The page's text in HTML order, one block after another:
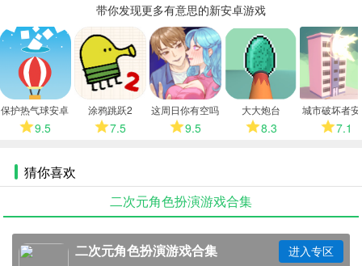
多
多
带你发现更多有意思的新安卓游戏
保护热气球安卓
版9.5
涂鸦跳跃2
7.5
这周日你有空吗
安卓版
9.5
大大炮台
8.3
城市破坏者
版7.1
猜你喜欢
二次元角色扮演游戏合集
二次元角色扮演游戏合集 进入专区